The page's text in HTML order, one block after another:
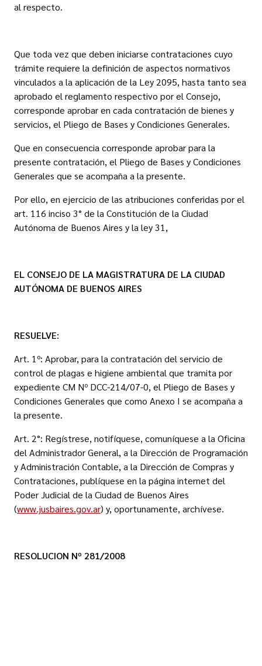
al respecto.
Que toda vez que deben iniciarse contrataciones cuyo
trámite requiere la definición de aspectos normativos
vinculados a la aplicación de la Ley 2095, hasta tanto sea
aprobado el reglamento respectivo por el Consejo,
corresponde aprobar en cada contratación de bienes y
servicios, el Pliego de Bases y Condiciones Generales.
Que en consecuencia corresponde aprobar para la
presente contratación, el Pliego de Bases y Condiciones
Generales que se acompaña a la presente.
Por ello, en ejercicio de las atribuciones conferidas por el
art. 116 inciso 3° de la Constitución de la Ciudad
Autónoma de Buenos Aires y la ley 31,
EL CONSEJO DE LA MAGISTRATURA DE LA CIUDAD
AUTÓNOMA DE BUENOS AIRES
RESUELVE:
Art. 1º: Aprobar, para la contratación del servicio de
control de plagas e higiene ambiental que tramita por
expediente CM Nº DCC-214/07-0, el Pliego de Bases y
Condiciones Generales que como Anexo I se acompaña a
la presente.
Art. 2°: Regístrese, notifíquese, comuníquese a la Oficina
del Administrador General, a la Dirección de Programación
y Administración Contable, a la Dirección de Compras y
Contrataciones, publíquese en la página internet del
Poder Judicial de la Ciudad de Buenos Aires
(www.jusbaires.gov.ar) y, oportunamente, archívese.
RESOLUCION Nº 281/2008